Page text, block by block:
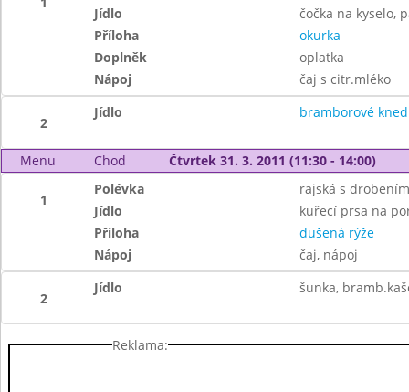
Jídlo
čočka na kyselo,
Příloha
okurka
Doplněk
oplatka
Nápoj
čaj s citr.mléko
2
Jídlo bramborové
Menu Chod Čtvrtek 31. 3. 2011 (11:30 - 14:00)
1
Polévka
rajská s drobením
Jídlo
kuřecí prsa na
Příloha
dušená rýže
Nápoj
čaj, nápoj
2
Jídlo šunka,
Reklama: